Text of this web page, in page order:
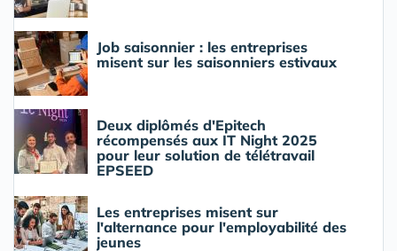
Job saisonnier : les entreprises
misent sur les saisonniers estivaux
Deux diplômés d'Epitech
récompensés aux IT Night 2025
pour leur solution de télétravail
EPSEED
Les entreprises misent sur
l'alternance pour l'employabilité des
jeunes